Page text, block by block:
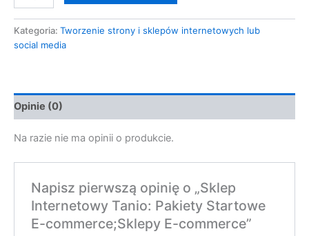
Kategoria: Tworzenie strony i sklepów internetowych lub
social media
Opinie (0)
Na razie nie ma opinii o produkcie.
Napisz pierwszą opinię o „Sklep
Internetowy Tanio: Pakiety Startowe
E-commerce;Sklepy E-commerce”